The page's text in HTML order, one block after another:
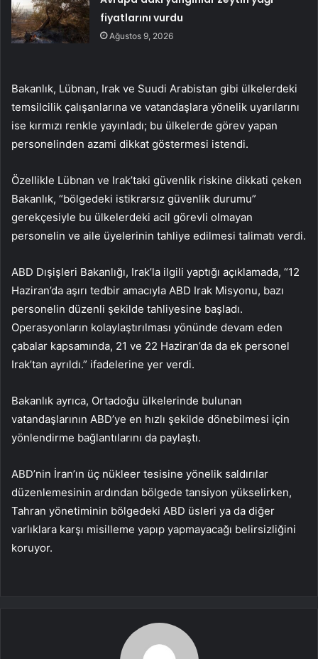
fiyatlarını vurdu
Ağustos 9, 2026
Bakanlık, Lübnan, Irak ve Suudi Arabistan gibi ülkelerdeki
temsilcilik çalışanlarına ve vatandaşlara yönelik uyarılarını
ise kırmızı renkle yayınladı; bu ülkelerde görev yapan
personelinden azami dikkat göstermesi istendi.
Özellikle Lübnan ve Irak’taki güvenlik riskine dikkati çeken
Bakanlık, “bölgedeki istikrarsız güvenlik durumu”
gerekçesiyle bu ülkelerdeki acil görevli olmayan
personelin ve aile üyelerinin tahliye edilmesi talimatı verdi.
ABD Dışişleri Bakanlığı, Irak’la ilgili yaptığı açıklamada, “12
Haziran’da aşırı tedbir amacıyla ABD Irak Misyonu, bazı
personelin düzenli şekilde tahliyesine başladı.
Operasyonların kolaylaştırılması yönünde devam eden
çabalar kapsamında, 21 ve 22 Haziran’da da ek personel
Irak’tan ayrıldı.” ifadelerine yer verdi.
Bakanlık ayrıca, Ortadoğu ülkelerinde bulunan
vatandaşlarının ABD’ye en hızlı şekilde dönebilmesi için
yönlendirme bağlantılarını da paylaştı.
ABD’nin İran’ın üç nükleer tesisine yönelik saldırılar
düzenlemesinin ardından bölgede tansiyon yükselirken,
Tahran yönetiminin bölgedeki ABD üsleri ya da diğer
varlıklara karşı misilleme yapıp yapmayacağı belirsizliğini
koruyor.